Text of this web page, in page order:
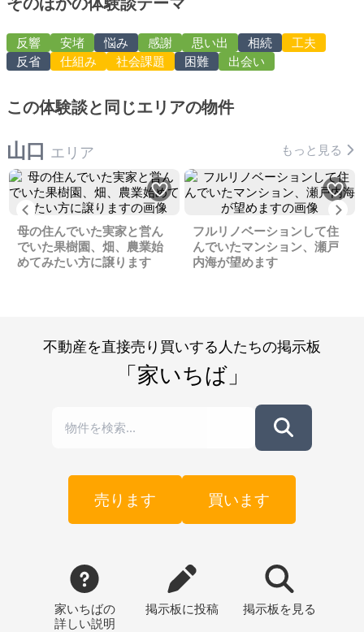
反響 安堵 悩み 感謝 思い出 相続
工夫
反省
仕組み 社会課題 困難 出会い
この体験談と同じエリアの物件
山口 エリア もっと見る
Previous
母の住んでいた実家と営ん
でいた果樹園、畑、農業始
めてみたい方に譲ります
フルリノベーションして住
んでいたマンション、瀬戸
内海が望めます
不動産を直接売り買いする人たちの掲示板
「家いちば」
売ります 買います
家いちばの
詳しい説明
掲示板に投稿 掲示板 を見る